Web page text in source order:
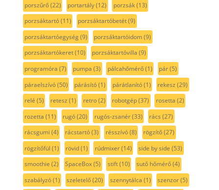
porszűrő(22) portartály(12) porzsák(13)
porzsáktartó(11) porzsáktartóbetét(9)
porzsáktartóegység(9) porzsáktartóidom(9)
porzsáktartókeret(10) porzsáktartóvilla (9)
programóra (7) pumpa (3) pálcahőmérő(1) pár(5)
páraelszívó(50) párásító(1) párátlanító(1) rekesz (29)
relé (5) retesz (1) retro(2) robotgép(37) rosetta (2)
rozetta (11) rugó(20) rugós-zsanér(33) rács (27)
rácsgumi (4) rácstartó(3) résszívó(8) rögzítő(27)
rögzítőfül (1) rövid(1) rúdmixer(14) side by side (53)
smoothie (2) SpaceBox(5) stift(10) sutő hőmérő(4)
szabályzó(1) szeletelő(20) szennytálca (1) szenzor(5)